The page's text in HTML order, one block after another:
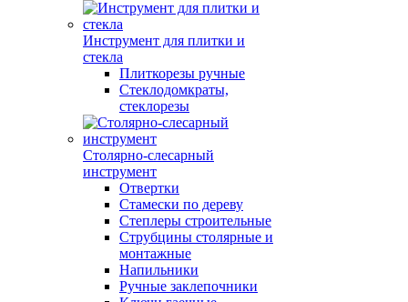
Инструмент для плитки и
стекла
Плиткорезы ручные
Стеклодомкраты,
стеклорезы
Столярно-слесарный
инструмент
Отвертки
Стамески по дереву
Степлеры строительные
Струбцины столярные и
монтажные
Напильники
Ручные заклепочники